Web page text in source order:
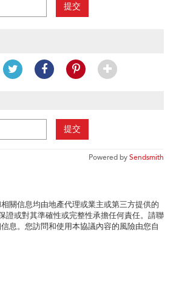
提交
提交
Powered bySendsmith
關信息均由地產代理或業主或第三方提供的
證或對其準確性或完整性承擔任何責任。請聯
息。您訪問和使用本協議內容的風險由您自